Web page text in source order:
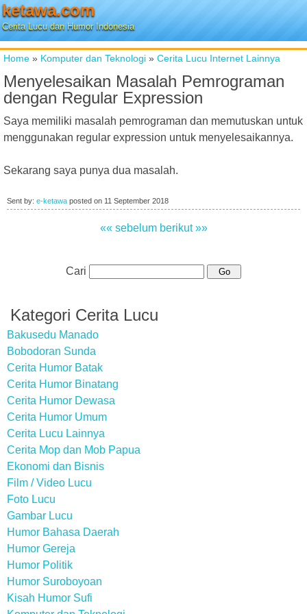
ketawa.com
Cerita Lucu dan Humor Indonesia
Home » Komputer dan Teknologi » Cerita Lucu Internet Lainnya
Menyelesaikan Masalah Pemrograman
dengan Regular Expression
Saya memiliki masalah pemrograman dan memutuskan untuk
menggunakan regular expression untuk menyelesaikannya.
Sekarang saya punya dua masalah.
Sent by: e-ketawa posted on 11 September 2018
«« sebelum berikut »»
Cari
Kategori Cerita Lucu
Bakusedu Manado
Bobodoran Sunda
Cerita Humor Batak
Cerita Humor Binatang
Cerita Humor Dewasa
Cerita Humor Umum
Cerita Lucu Lainnya
Cerita Mop dan Mob Papua
Ekonomi dan Bisnis
Film / Video Lucu
Foto Lucu
Gambar Lucu
Humor Bahasa Daerah
Humor Gereja
Humor Politik
Humor Suroboyoan
Kisah Humor Sufi